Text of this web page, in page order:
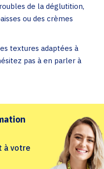
de la déglutition,
ou des crèmes
textures adaptées à
pas à en parler à
à votre